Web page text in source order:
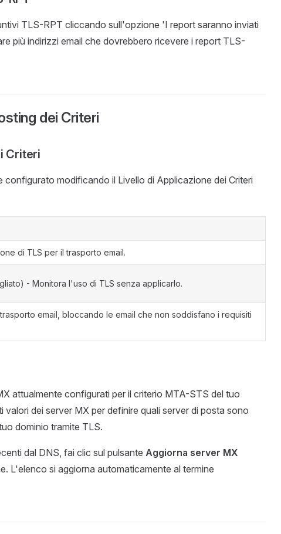
TLS-RPT cliccando sull'opzione 'I report saranno inviati
più indirizzi email che dovrebbero ricevere i report TLS-
dei Criteri
Criteri
modificando il Livello di Applicazione dei Criteri
di TLS per il trasporto email.
- Monitora l'uso di TLS senza applicarlo.
email, bloccando le email che non soddisfano i requisiti
attualmente configurati per il criterio MTA-STS del tuo
dei server MX per definire quali server di posta sono
dominio tramite TLS.
dal DNS, fai clic sul pulsante Aggiorna server MX
L'elenco si aggiorna automaticamente al termine